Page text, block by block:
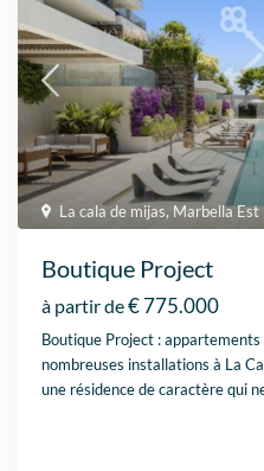
La cala de mijas, Marbella Est
Boutique Project
à partir de€ 775.000
Boutique Project :
nombreuses installations à La
une résidence de caractère qui